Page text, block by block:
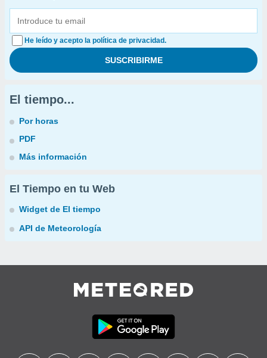
He leído y acepto la política de privacidad.
El tiempo...
Por horas
PDF
Más información
El Tiempo en tu Web
Widget de El tiempo
API de Meteorología